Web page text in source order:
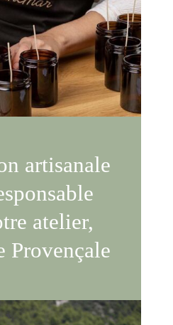
artisanale
atelier,
Provençale